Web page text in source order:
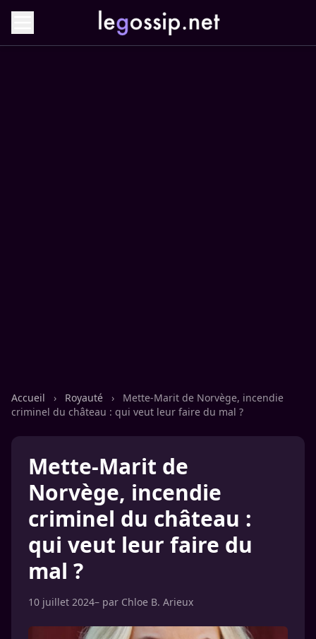
Accueil › Royauté ›
Mette-Marit de Norvège, incendie
criminel du château : qui veut leur faire du mal ?
Mette-Marit de
Norvège, incendie
criminel du château :
qui veut leur faire du
mal ?
10 juillet 2024– par Chloe B. Arieux